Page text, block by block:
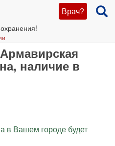
Врач?
наличие в
в Вашем городе будет